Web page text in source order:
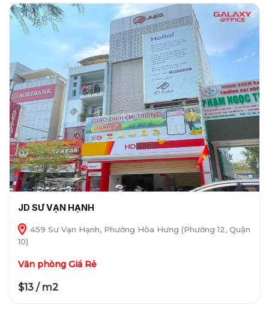
JD SƯ VẠN HẠNH
459 Sư Vạn Hạnh, Phường Hòa Hưng (Phường 12, Quận
10)
Văn phòng Giá Rẻ
$13 / m2